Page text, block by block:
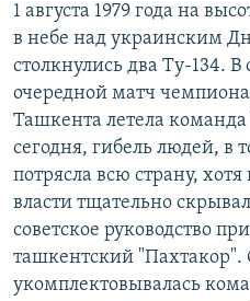
1 августа 1979 года на
в небе над украинским
столкнулись два Ту-134.
очередной матч
Ташкента летела
сегодня, гибель людей, в
потрясла всю страну,
власти тщательно
советское руководство
ташкентский "Пахтакор".
укомплектовывалась